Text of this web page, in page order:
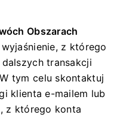
Obszarach
z którego
transakcji
tym celu skontaktuj
klienta e-mailem lub
z którego konta